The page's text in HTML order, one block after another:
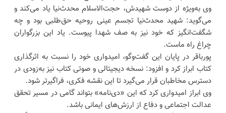
وی به‌ویژه از دوست شهیدش، حجت‌الاسلام محدث‌نیا یاد می‌کند و
می‌گوید: شهید محدث‌نیا تجسم عینی روحیه حق‌طلبی بود و چه
شگفت‌انگیز که خود نیز به صف شهدا پیوست. یاد این بزرگواران
چراغ راه ماست.
پورباقر در پایان این گفت‌وگو، امیدواری خود را نسبت به اثرگذاری
کتاب ابراز کرد و افزود: نسخه دیجیتالی و صوتی کتاب نیز به‌زودی در
دسترس مخاطبان قرار می‌گیرد تا این نقشه فکری، فراگیرتر شود.
وی ابراز امیدواری کرد که این «دی‌نامه» بتواند گامی در مسیر تحقق
عدالت اجتماعی و دفاع از ارزش‌های ایمانی باشد.